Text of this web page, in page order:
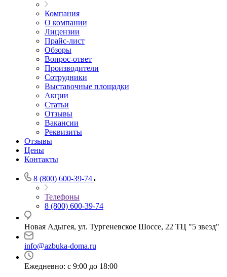
Компания
О компании
Лицензии
Прайс-лист
Обзоры
Вопрос-ответ
Производители
Сотрудники
Выставочные площадки
Акции
Статьи
Отзывы
Вакансии
Реквизиты
Отзывы
Цены
Контакты
8 (800) 600-39-74
Телефоны
8 (800) 600-39-74
Новая Адыгея, ул. Тургеневское Шоссе, 22 ТЦ "5 звезд"
info@azbuka-doma.ru
Ежедневно: с 9:00 до 18:00